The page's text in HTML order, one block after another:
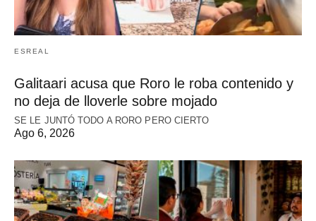
ESREAL
Galitaari acusa que Roro le roba contenido y
no deja de lloverle sobre mojado
SE LE JUNTÓ TODO A RORO PERO CIERTO
Ago 6, 2026